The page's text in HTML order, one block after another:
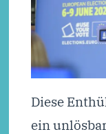
Diese
ein